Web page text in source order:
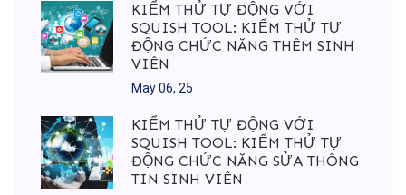
KIỂM THỬ TỰ ĐỘNG VỚI
SQUISH TOOL: KIỂM THỬ TỰ
ĐỘNG CHỨC NĂNG THÊM SINH
VIÊN
May 06, 25
KIỂM THỬ TỰ ĐỘNG VỚI
SQUISH TOOL: KIỂM THỬ TỰ
ĐỘNG CHỨC NĂNG SỬA THÔNG
TIN SINH VIÊN